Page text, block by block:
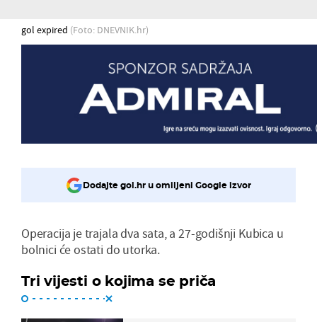
gol expired (Foto: DNEVNIK.hr)
Dodajte gol.hr u omiljeni Google izvor
Operacija je trajala dva sata, a 27-godišnji Kubica u
bolnici će ostati do utorka.
Tri vijesti o kojima se priča